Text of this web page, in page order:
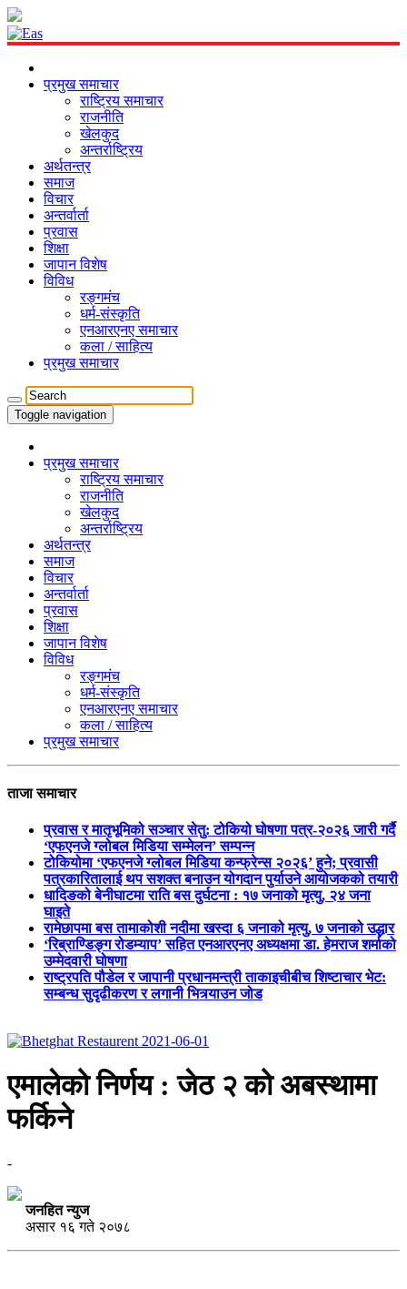
प्रमुख समाचार
राष्ट्रिय समाचार
राजनीति
खेलकुद
अन्तर्राष्ट्रिय
अर्थतन्त्र
समाज
विचार
अन्तर्वार्ता
प्रवास
शिक्षा
जापान विशेष
विविध
रङ्गमंच
धर्म-संस्कृति
एनआरएनए समाचार
कला / साहित्य
प्रमुख समाचार
Toggle navigation
प्रमुख समाचार
राष्ट्रिय समाचार
राजनीति
खेलकुद
अन्तर्राष्ट्रिय
अर्थतन्त्र
समाज
विचार
अन्तर्वार्ता
प्रवास
शिक्षा
जापान विशेष
विविध
रङ्गमंच
धर्म-संस्कृति
एनआरएनए समाचार
कला / साहित्य
प्रमुख समाचार
ताजा समाचार
प्रवास र मातृभूमिको सञ्चार सेतु: टोकियो घोषणा पत्र-२०२६ जारी गर्दै
‘एफएनजे ग्लोबल मिडिया सम्मेलन’ सम्पन्न
टोकियोमा ‘एफएनजे ग्लोबल मिडिया कन्फ्रेन्स २०२६’ हुने; प्रवासी
पत्रकारितालाई थप सशक्त बनाउन योगदान पुर्याउने आयोजकको तयारी
धादिङको बेनीघाटमा राति बस दुर्घटना : १७ जनाको मृत्यु, २४ जना
घाइते
रामेछापमा बस तामाकोशी नदीमा खस्दा ६ जनाको मृत्यु, ७ जनाको उद्धार
‘रिब्राण्डिङ्ग रोडम्याप’ सहित एनआरएनए अध्यक्षमा डा. हेमराज शर्माको
उम्मेदवारी घोषणा
राष्ट्रपति पौडेल र जापानी प्रधानमन्त्री ताकाइचीबीच शिष्टाचार भेट:
सम्बन्ध सुदृढीकरण र लगानी भित्र्याउन जोड
एमालेको निर्णय : जेठ २ को अबस्थामा
फर्किने
-
जनहित न्युज
असार १६ गते २०७८